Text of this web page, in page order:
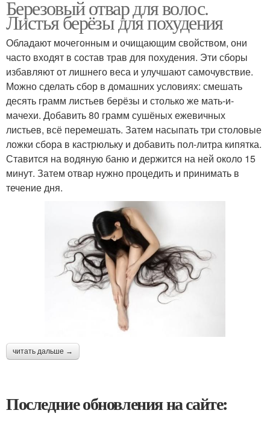
Березовый отвар для волос.
Листья берёзы для похудения
Обладают мочегонным и очищающим свойством, они
часто входят в состав трав для похудения. Эти сборы
избавляют от лишнего веса и улучшают самочувствие.
Можно сделать сбор в домашних условиях: смешать
десять грамм листьев берёзы и столько же мать-и-
мачехи. Добавить 80 грамм сушёных ежевичных
листьев, всё перемешать. Затем насыпать три столовые
ложки сбора в кастрюльку и добавить пол-литра кипятка.
Ставится на водяную баню и держится на ней около 15
минут. Затем отвар нужно процедить и принимать в
течение дня.
читать дальше →
Последние обновления на сайте: